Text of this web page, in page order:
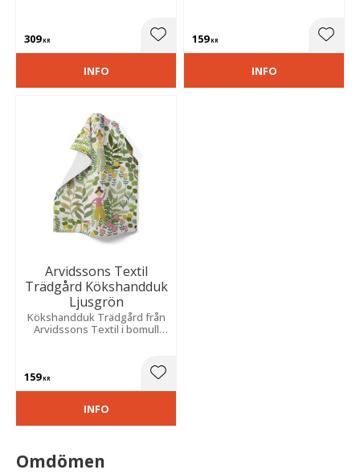
Omdömen
309KR Lägg till i favoriter
INFO
växter i en trädgård mot en
159KR
INFO
Arvidssons Textil
Trädgård Kökshandduk
Ljusgrön
Kökshandduk Trädgård från
Arvidssons Textil i bomull
trädgårdsmönster som blir
en fin detalj i köket.
159KR Lägg till i favoriter
INFO